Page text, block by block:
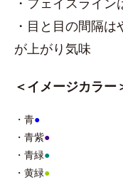
・目と目の間隔
が上がり気味
＜イメージカラー
・青●
・青紫●
・青緑●
・黄緑●